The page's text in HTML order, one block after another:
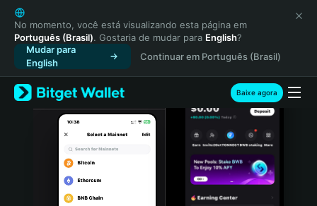
English
日本語
Tiếng Việt
Русский
Español (Latinoamérica)
Türkçe
Italiano
Português (Portugal)
No momento, você está visualizando esta página em
Português (Brasil). Gostaria de mudar para English?
Mudar para
English
Continuar em Português (Brasil)
Baixe agora